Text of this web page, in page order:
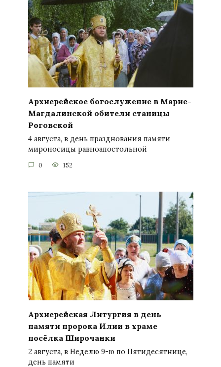
Архиерейское богослужение в Марие-
Магдалинской обители станицы
Роговской
4 августа, в день празднования памяти
мироносицы равноапостольной
0 152
Архиерейская Литургия в день
памяти пророка Илии в храме
посёлка Широчанки
2 августа, в Неделю 9-ю по Пятидесятнице,
день памяти